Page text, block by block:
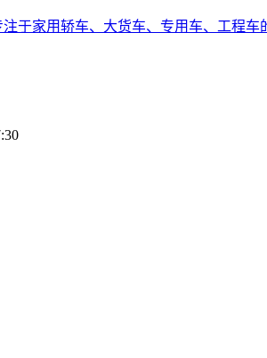
于家用轿车、大货车、专用车、工程车